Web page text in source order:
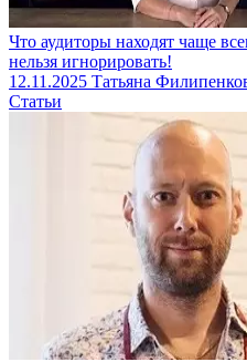
Что аудиторы находят чаще
нельзя игнорировать!
12.11.2025 Татьяна
Статьи